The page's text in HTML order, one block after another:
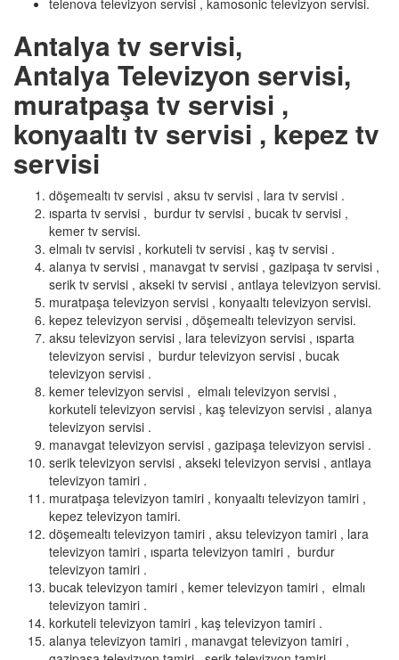
telenova televizyon servisi , kamosonic televizyon servisi.
Antalya tv servisi,
Antalya Televizyon servisi,
muratpaşa tv servisi ,
konyaaltı tv servisi , kepez tv
servisi
döşemealtı tv servisi , aksu tv servisi , lara tv servisi .
ısparta tv servisi , burdur tv servisi , bucak tv servisi ,
kemer tv servisi.
elmalı tv servisi , korkuteli tv servisi , kaş tv servisi .
alanya tv servisi , manavgat tv servisi , gazipaşa tv servisi ,
serik tv servisi , akseki tv servisi , antlaya televizyon servisi.
muratpaşa televizyon servisi , konyaaltı televizyon servisi.
kepez televizyon servisi , döşemealtı televizyon servisi.
aksu televizyon servisi , lara televizyon servisi , ısparta
televizyon servisi , burdur televizyon servisi , bucak
televizyon servisi .
kemer televizyon servisi , elmalı televizyon servisi ,
korkuteli televizyon servisi , kaş televizyon servisi , alanya
televizyon servisi .
manavgat televizyon servisi , gazipaşa televizyon servisi .
serik televizyon servisi , akseki televizyon servisi , antlaya
televizyon tamiri .
muratpaşa televizyon tamiri , konyaaltı televizyon tamiri ,
kepez televizyon tamiri.
döşemealtı televizyon tamiri , aksu televizyon tamiri , lara
televizyon tamiri , ısparta televizyon tamiri , burdur
televizyon tamiri .
bucak televizyon tamiri , kemer televizyon tamiri , elmalı
televizyon tamiri .
korkuteli televizyon tamiri , kaş televizyon tamiri .
alanya televizyon tamiri , manavgat televizyon tamiri ,